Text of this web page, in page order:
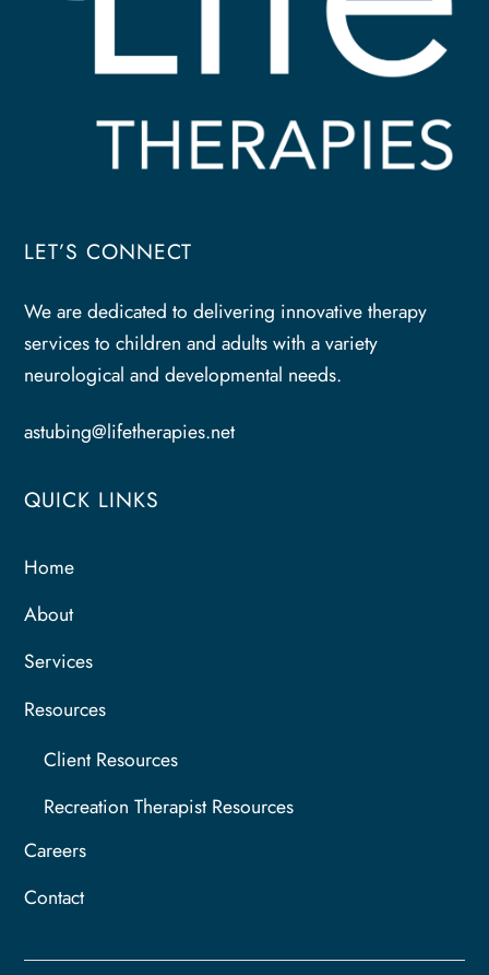
LET’S CONNECT
We are dedicated to delivering innovative therapy
services to children and adults with a variety
neurological and developmental needs.
astubing@lifetherapies.net
QUICK LINKS
Home
About
Services
Resources
Client Resources
Recreation Therapist Resources
Careers
Contact